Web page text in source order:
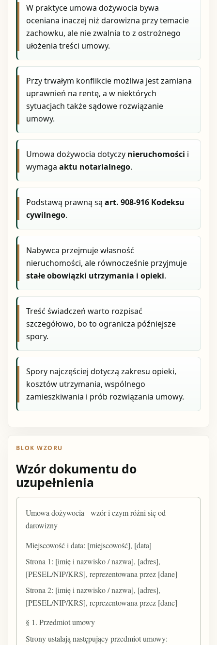
W praktyce umowa dożywocia bywa
oceniana inaczej niż darowizna przy temacie
zachowku, ale nie zwalnia to z ostrożnego
ułożenia treści umowy.
Przy trwałym konflikcie możliwa jest zamiana
uprawnień na rentę, a w niektórych
sytuacjach także sądowe rozwiązanie
umowy.
Umowa dożywocia dotyczy nieruchomości i
wymagaaktu notarialnego.
Podstawą prawną sąart. 908-916 Kodeksu
cywilnego.
Nabywca przejmuje własność
nieruchomości, ale równocześnie przyjmuje
stałe obowiązki utrzymania i opieki.
Treść świadczeń warto rozpisać
szczegółowo, bo to ogranicza późniejsze
spory.
Spory najczęściej dotyczą zakresu opieki,
kosztów utrzymania, wspólnego
zamieszkiwania i prób rozwiązania umowy.
BLOK WZORU
Wzór dokumentu do
uzupełnienia
Umowa dożywocia - wzór i czym różni się od
darowizny
Miejscowość i data: [miejscowość], [data]
Strona 1: [imię i nazwisko / nazwa], [adres],
[PESEL/NIP/KRS], reprezentowana przez [dane]
Strona 2: [imię i nazwisko / nazwa], [adres],
[PESEL/NIP/KRS], reprezentowana przez [dane]
§ 1. Przedmiot umowy
Strony ustalają następujący przedmiot umowy: